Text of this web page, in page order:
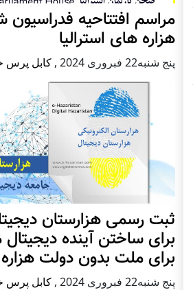
مراسم افتتاحیه فدراسیون
هزاره های استرالیا
پنج شنبه22 فبروری 2024 , کابل پرس
ثبت رسمی هزارستان
برای ساختن آینده
برای ملت بدون دولت هزاره
پنج شنبه22 فبروری 2024 , کابل پرس